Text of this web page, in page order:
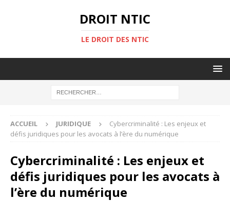
DROIT NTIC
LE DROIT DES NTIC
ACCUEIL JURIDIQUE
Cybercriminalité : Les enjeux et
défis juridiques pour les avocats à l’ère du numérique
Cybercriminalité : Les enjeux et
défis juridiques pour les avocats à
l’ère du numérique